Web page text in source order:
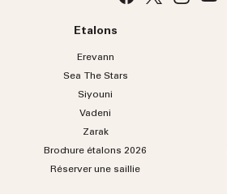
Etalons
Erevann
Sea TheStars
Siyouni
Vadeni
Zarak
Brochure étalons 2026
Réserver une saillie